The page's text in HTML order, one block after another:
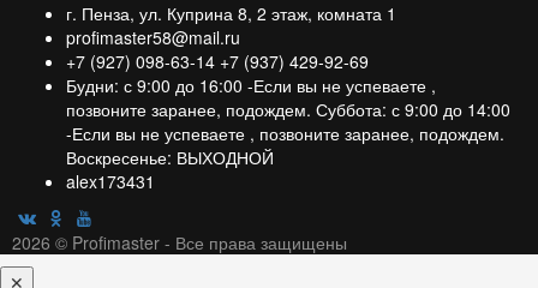
г. Пенза, ул. Куприна 8, 2 этаж, комната 1
profimaster58@mail.ru
+7 (927) 098-63-14 +7 (937) 429-92-69
Будни: с 9:00 до 16:00 -Если вы не успеваете ,
позвоните заранее, подождем. Суббота: с 9:00 до 14:00
-Если вы не успеваете , позвоните заранее, подождем.
Воскресенье: ВЫХОДНОЙ
alex173431
2026 © Profimaster - Все права защищены
✕